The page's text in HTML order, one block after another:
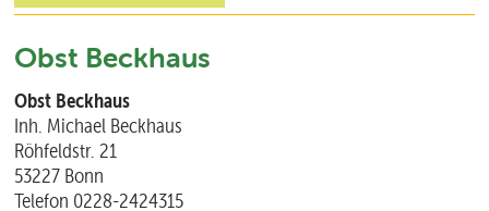
Obst Beckhaus
Obst Beckhaus
Inh. Michael Beckhaus
Röhfeldstr. 21
53227 Bonn
Telefon 0228-2424315